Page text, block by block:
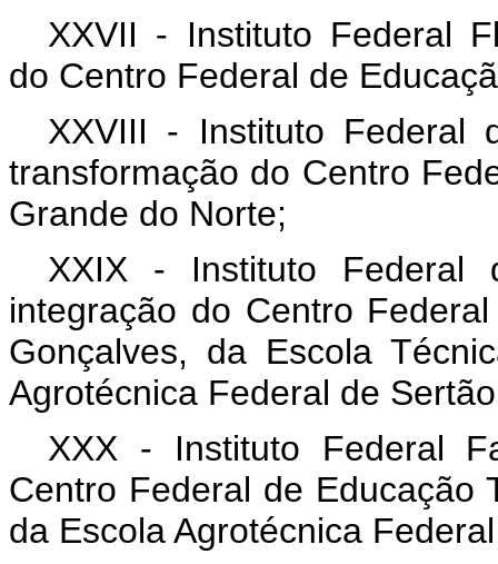
XXVII - Instituto Federal
do Centro Federal de
XXVIII - Instituto Federal
transformação do Centro
Grande do Norte;
XXIX - Instituto Federal
integração do Centro
Gonçalves, da Escola
Agrotécnica Federal de
XXX - Instituto Federal
Centro Federal de Educação
da Escola Agrotécnica